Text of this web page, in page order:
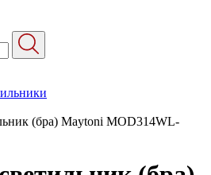
(бра) Maytoni MOD314WL-